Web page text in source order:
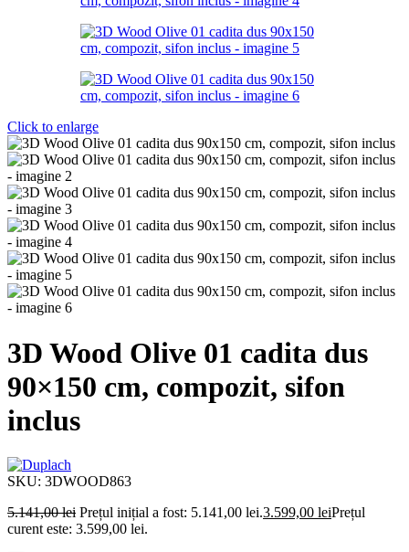
Click to enlarge
3D Wood Olive 01 cadita dus
90×150 cm, compozit, sifon
inclus
SKU: 3DWOOD863
5.141,00lei Prețul inițial a fost: 5.141,00 lei.3.599,00 leiPrețul
curent este: 3.599,00 lei.